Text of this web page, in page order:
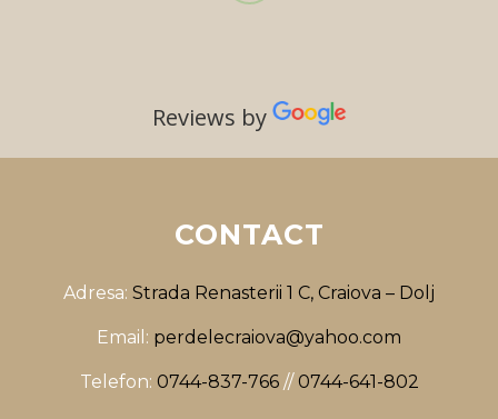
Reviews by
CONTACT
Adresa: Strada Renasterii 1 C, Craiova – Dolj
Email: perdelecraiova@yahoo.com
Telefon: 0744-837-766// 0744-641-802